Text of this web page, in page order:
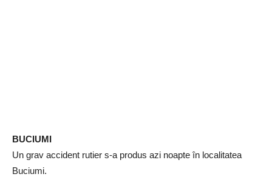
BUCIUMI
Un grav accident rutier s-a produs azi noapte în localitatea
Buciumi.